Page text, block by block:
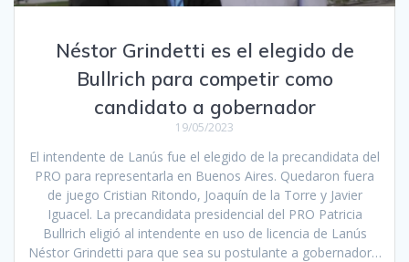
Néstor Grindetti es el elegido de
Bullrich para competir como
candidato a gobernador
19/05/2023
El intendente de Lanús fue el elegido de la precandidata del
PRO para representarla en Buenos Aires. Quedaron fuera
de juego Cristian Ritondo, Joaquín de la Torre y Javier
Iguacel. La precandidata presidencial del PRO Patricia
Bullrich eligió al intendente en uso de licencia de Lanús
Néstor Grindetti para que sea su postulante a gobernador…